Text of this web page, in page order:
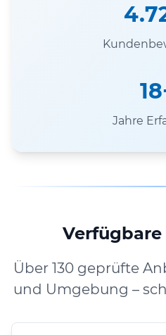
Jahre
Über 130 geprüfte
und Umgebung –